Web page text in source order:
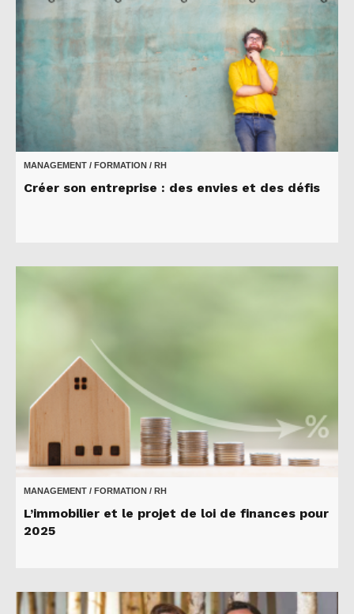
MANAGEMENT / FORMATION / RH
Créer son entreprise : des envies et des défis
MANAGEMENT / FORMATION / RH
L’immobilier et le projet de loi de finances pour
2025